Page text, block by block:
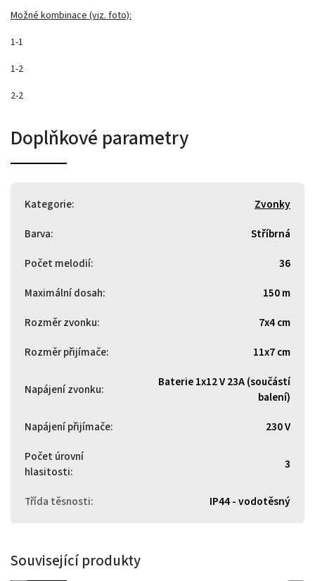
Možné kombinace (viz. foto):
1-1
1-2
2-2
Doplňkové parametry
Kategorie:
Zvonky
Barva:
Stříbrná
Počet melodií:
36
Maximální dosah:
150 m
Rozměr zvonku:
7x4 cm
Rozměr přijímače: 11x7 cm
Napájení zvonku:
Baterie 1x12 V 23A (součástí
balení)
Napájení přijímače:
230 V
Počet úrovní
hlasitosti: 3
Třída těsnosti: IP44 - vodotěsný
Související produkty